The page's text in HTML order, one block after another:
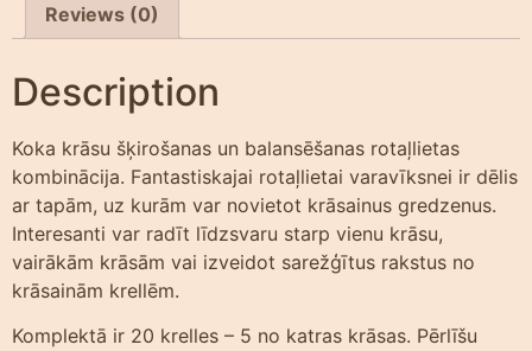
Reviews (0)
Description
Koka krāsu šķirošanas un balansēšanas rotaļlietas
kombinācija. Fantastiskajai rotaļlietai varavīksnei ir dēlis
ar tapām, uz kurām var novietot krāsainus gredzenus.
Interesanti var radīt līdzsvaru starp vienu krāsu,
vairākām krāsām vai izveidot sarežģītus rakstus no
krāsainām krellēm.
Komplektā ir 20 krelles – 5 no katras krāsas. Pērlīšu